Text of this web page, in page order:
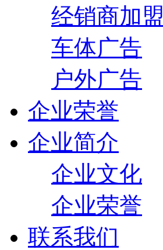
经销商加盟
车体广告
户外广告
企业荣誉
企业简介
企业文化
企业荣誉
联系我们